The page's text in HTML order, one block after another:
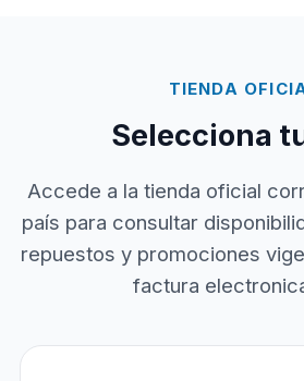
TIENDA
Selecciona
Accede a la tienda oficial
país para consultar
repuestos y promociones
factura